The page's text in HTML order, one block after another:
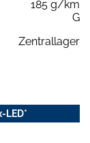
185 g/km
G
Zentrallager
LED*